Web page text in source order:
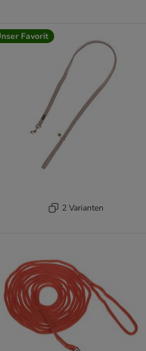
Favorit
2 Varianten